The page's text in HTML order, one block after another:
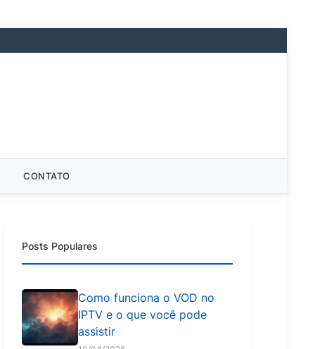
CONTATO
Posts Populares
Como funciona o VOD no
IPTV e o que você pode
assistir